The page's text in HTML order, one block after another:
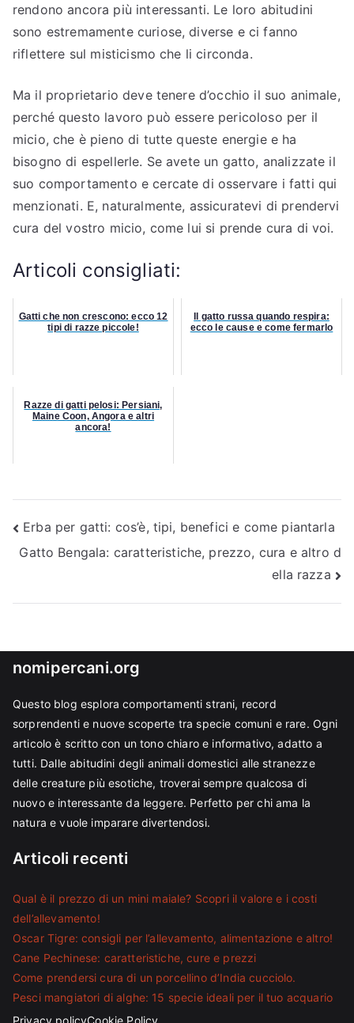
rendono ancora più interessanti. Le loro abitudini
sono estremamente curiose, diverse e ci fanno
riflettere sul misticismo che li circonda.
Ma il proprietario deve tenere d’occhio il suo animale,
perché questo lavoro può essere pericoloso per il
micio, che è pieno di tutte queste energie e ha
bisogno di espellerle. Se avete un gatto, analizzate il
suo comportamento e cercate di osservare i fatti qui
menzionati. E, naturalmente, assicuratevi di prendervi
cura del vostro micio, come lui si prende cura di voi.
Articoli consigliati:
Gatti che non crescono: ecco 12
tipi di razze piccole!
Il gatto russa quando respira:
ecco le cause e come fermarlo
Razze di gatti pelosi: Persiani,
Maine Coon, Angora e altri
ancora!
Navigazione
articoli
Erba per gatti: cos’è, tipi, benefici e come piantarla
Gatto Bengala: caratteristiche, prezzo, cura e altro d
ella razza
nomipercani.org
Questo blog esplora comportamenti strani, record
sorprendenti e nuove scoperte tra specie comuni e rare. Ogni
articolo è scritto con un tono chiaro e informativo, adatto a
tutti. Dalle abitudini degli animali domestici alle stranezze
delle creature più esotiche, troverai sempre qualcosa di
nuovo e interessante da leggere. Perfetto per chi ama la
natura e vuole imparare divertendosi.
Articoli recenti
Qual è il prezzo di un mini maiale? Scopri il valore e i costi
dell’allevamento!
Oscar Tigre: consigli per l’allevamento, alimentazione e altro!
Cane Pechinese: caratteristiche, cure e prezzi
Come prendersi cura di un porcellino d’India cucciolo.
Pesci mangiatori di alghe: 15 specie ideali per il tuo acquario
Privacy policyCookie Policy